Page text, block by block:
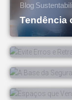
Blog
Tendência
Blog
Evite Erros
Blog
A Base da
Arquitetura
Espaços
A Importância